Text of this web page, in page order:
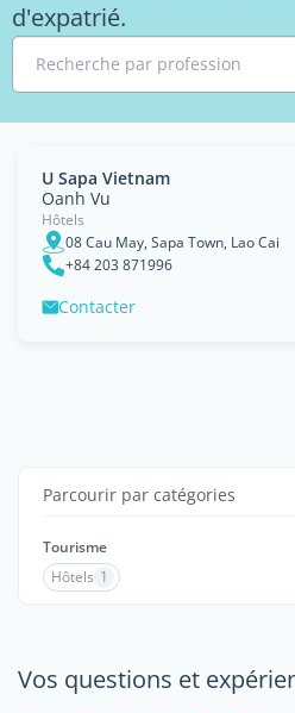
d'expatrié.
Recherche par profession
U Sapa Vietnam
Oanh Vu
Hôtels
08 Cau May, Sapa Town, Lao Cai
+84 203 871996
Contacter
Parcourir par catégories
Tourisme
Hôtels 1
Vos questions et